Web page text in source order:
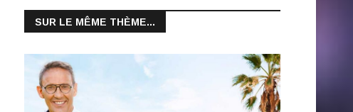
SUR LE MÊME THÈME...